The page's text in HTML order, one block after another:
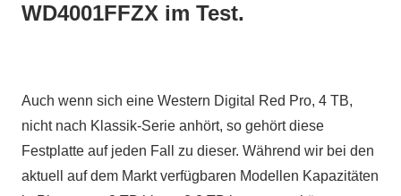
WD4001FFZX im Test.
Auch wenn sich eine Western Digital Red Pro, 4 TB,
nicht nach Klassik-Serie anhört, so gehört diese
Festplatte auf jeden Fall zu dieser. Während wir bei den
aktuell auf dem Markt verfügbaren Modellen Kapazitäten